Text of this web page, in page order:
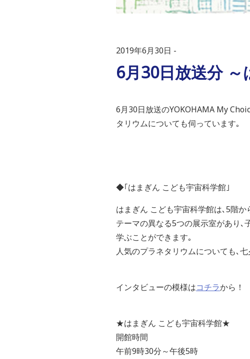
2019年6月30日
6月30日放送分
6月30日放送のYOKOHAMA My
タリウムについても伺っています｡
◆｢はまぎん こども宇宙科学館｣
はまぎん こども宇宙科学館は､5階
テーマの異なる5つの展示室があり､
学ぶことができます｡
人気のプラネタリウムについても､
インタビューの模様はコチラから！
★はまぎん こども宇宙科学館★
開館時間
午前9時30分～午後5時